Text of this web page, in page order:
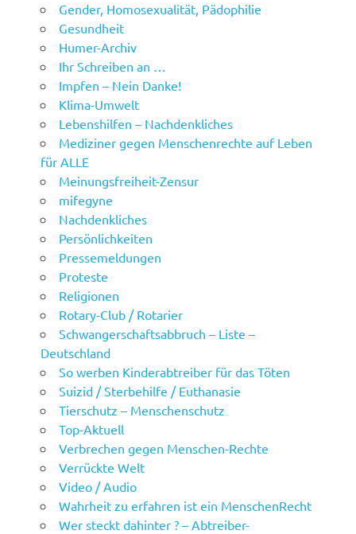
Gender, Homosexualität, Pädophilie
Gesundheit
Humer-Archiv
Ihr Schreiben an …
Impfen – Nein Danke!
Klima-Umwelt
Lebenshilfen – Nachdenkliches
Mediziner gegen Menschenrechte auf Leben
für ALLE
Meinungsfreiheit-Zensur
mifegyne
Nachdenkliches
Persönlichkeiten
Pressemeldungen
Proteste
Religionen
Rotary-Club / Rotarier
Schwangerschaftsabbruch – Liste –
Deutschland
So werben Kinderabtreiber für das Töten
Suizid / Sterbehilfe / Euthanasie
Tierschutz – Menschenschutz
Top-Aktuell
Verbrechen gegen Menschen-Rechte
Verrückte Welt
Video / Audio
Wahrheit zu erfahren ist ein MenschenRecht
Wer steckt dahinter ? – Abtreiber-